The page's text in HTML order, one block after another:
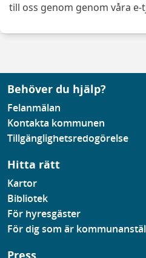
till oss genom genom våra e-
Behöver du hjälp?
Felanmälan
Kontakta kommunen
Tillgänglighetsredogörelse
Hitta rätt
Kartor
Bibliotek
För hyresgäster
För dig som är
Press